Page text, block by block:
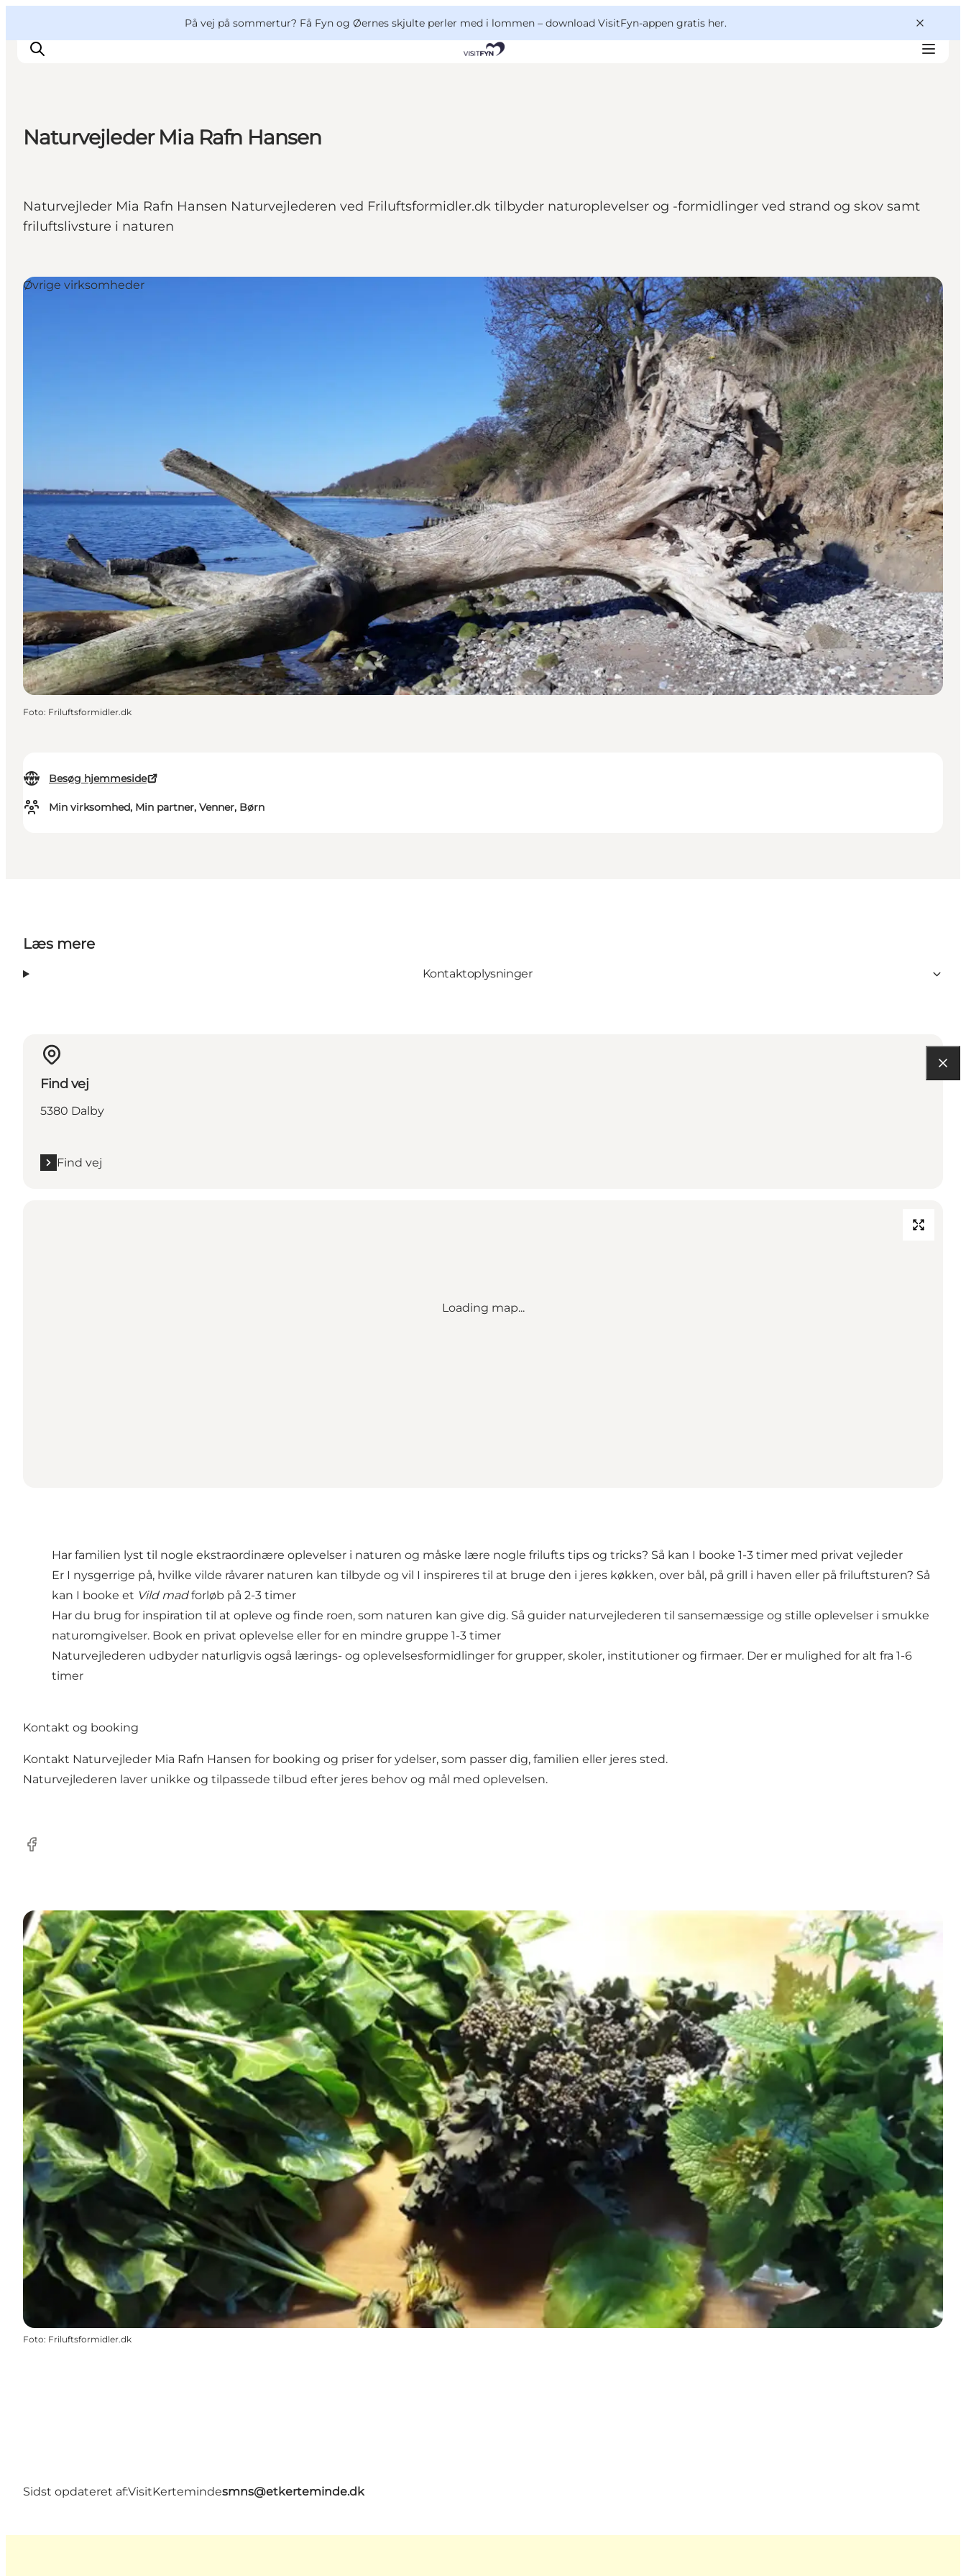
På vej på sommertur? Få Fyn og Øernes skjulte perler med i lommen – download VisitFyn-appen gratis her.
Mad og drikke
Overnatning
Naturvejleder Mia Rafn Hansen
Naturvejleder Mia Rafn Hansen Naturvejlederen ved Friluftsformidler.dk tilbyder naturoplevelser og -formidlinger ved strand og skov samt
friluftslivsture i naturen
Besøg hjemmeside
Min virksomhed, Min partner, Venner, Børn
Øvrige virksomheder
Foto: Friluftsformidler.dk
Læs mere
Kontaktoplysninger
Find vej
5380 Dalby
Find vej
Loading map...
Har familien lyst til nogle ekstraordinære oplevelser i naturen og måske lære nogle frilufts tips og tricks? Så kan I booke 1-3 timer med privat vejleder
Er I nysgerrige på, hvilke vilde råvarer naturen kan tilbyde og vil I inspireres til at bruge den i jeres køkken, over bål, på grill i haven eller på friluftsturen? Så
kan I booke et Vild madforløb på 2-3 timer
Har du brug for inspiration til at opleve og finde roen, som naturen kan give dig. Så guider naturvejlederen til sansemæssige og stille oplevelser i smukke
naturomgivelser. Book en privat oplevelse eller for en mindre gruppe 1-3 timer
Naturvejlederen udbyder naturligvis også lærings- og oplevelsesformidlinger for grupper, skoler, institutioner og firmaer. Der er mulighed for alt fra 1-6
timer
Kontakt og booking
Kontakt Naturvejleder Mia Rafn Hansen for booking og priser for ydelser, som passer dig, familien eller jeres sted.
Naturvejlederen laver unikke og tilpassede tilbud efter jeres behov og mål med oplevelsen.
Facebook
Foto: Friluftsformidler.dk
Sidst opdateret af:VisitKertemindesmns@etkerteminde.dk